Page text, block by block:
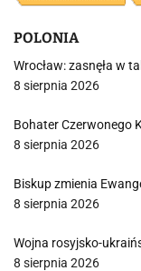
POLONIA
Wrocław: zasnęła w
8 sierpnia 2026
Bohater Czerwonego
8 sierpnia 2026
Biskup zmienia
8 sierpnia 2026
Wojna rosyjsko-
8 sierpnia 2026